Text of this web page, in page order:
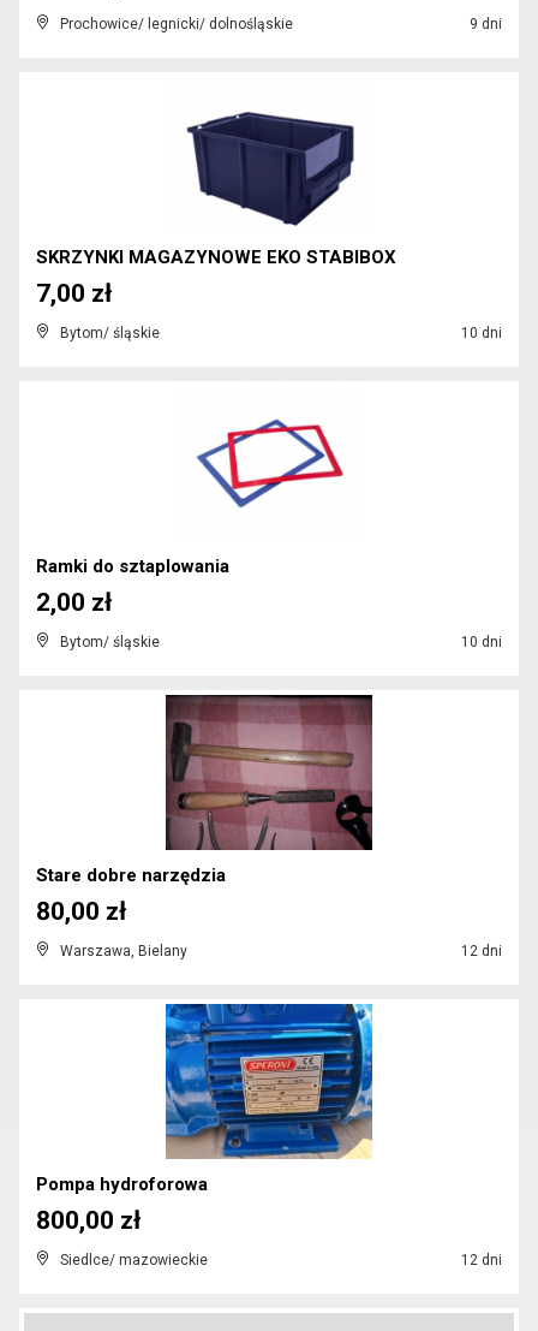
Prochowice/ legnicki/ dolnośląskie 9 dni
SKRZYNKI MAGAZYNOWE EKO STABIBOX
Bytom/ śląskie 10 dni
7,00 zł
Ramki do sztaplowania
Bytom/ śląskie 10 dni
2,00 zł
Stare dobre narzędzia
Warszawa, Bielany 12 dni
80,00 zł
Pompa hydroforowa
Siedlce/ mazowieckie 12 dni
800,00 zł